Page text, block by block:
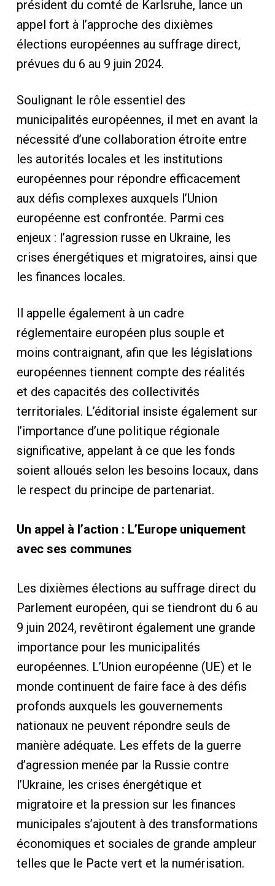
président du comté de Karlsruhe, lance un
appel fort à l’approche des dixièmes
élections européennes au suffrage direct,
prévues du 6 au 9 juin 2024.
Soulignant le rôle essentiel des
municipalités européennes, il met en avant la
nécessité d’une collaboration étroite entre
les autorités locales et les institutions
européennes pour répondre efficacement
aux défis complexes auxquels l’Union
européenne est confrontée. Parmi ces
enjeux : l’agression russe en Ukraine, les
crises énergétiques et migratoires, ainsi que
les finances locales.
Il appelle également à un cadre
réglementaire européen plus souple et
moins contraignant, afin que les législations
européennes tiennent compte des réalités
et des capacités des collectivités
territoriales. L’éditorial insiste également sur
l’importance d’une politique régionale
significative, appelant à ce que les fonds
soient alloués selon les besoins locaux, dans
le respect du principe de partenariat.
Un appel à l’action : L’Europe uniquement
avec ses communes
Les dixièmes élections au suffrage direct du
Parlement européen, qui se tiendront du 6 au
9 juin 2024, revêtiront également une grande
importance pour les municipalités
européennes. L’Union européenne (UE) et le
monde continuent de faire face à des défis
profonds auxquels les gouvernements
nationaux ne peuvent répondre seuls de
manière adéquate. Les effets de la guerre
d’agression menée par la Russie contre
l’Ukraine, les crises énergétique et
migratoire et la pression sur les finances
municipales s’ajoutent à des transformations
économiques et sociales de grande ampleur
telles que le Pacte vert et la numérisation.